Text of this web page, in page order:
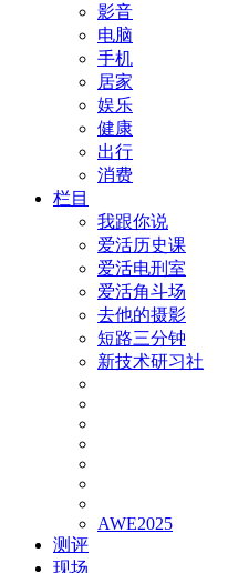
影音
电脑
手机
居家
娱乐
健康
出行
消费
栏目
我跟你说
爱活历史课
爱活电刑室
爱活角斗场
去他的摄影
短路三分钟
新技术研习社
AWE2025
测评
现场